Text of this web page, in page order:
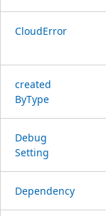
CloudError
created
ByType
Debug
Setting
Dependency